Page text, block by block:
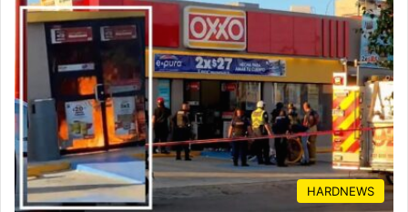
HARDNEWS